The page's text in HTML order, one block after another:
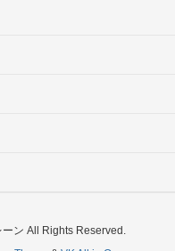
ン All Rights Reserved.